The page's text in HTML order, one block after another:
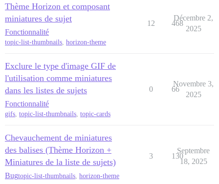
Thème Horizon et composant
miniatures de sujet
Fonctionnalité
topic-list-thumbnails, horizon-theme
12 468
Décembre 2,
2025
Exclure le type d'image GIF de
l'utilisation comme miniatures
dans les listes de sujets
Fonctionnalité
gifs, topic-list-thumbnails, topic-cards
0 66
Novembre 3,
2025
Chevauchement de miniatures
des balises (Thème Horizon +
Miniatures de la liste de sujets)
Bugtopic-list-thumbnails horizon-theme
3 130
Septembre
18, 2025